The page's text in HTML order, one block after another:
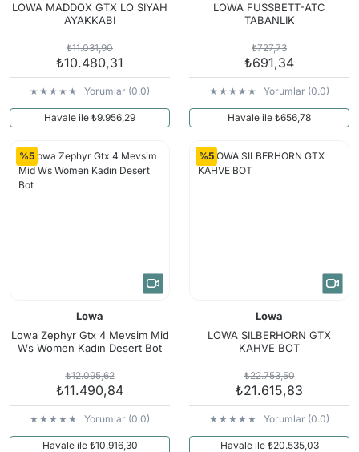
LOWA MADDOX GTX LO SIYAH
AYAKKABI
₺11.031,90
₺10.480,31
Yorumlar (0.0)
Havale ile ₺9.956,29
LOWA FUSSBETT-ATC
TABANLIK
₺727,73
₺691,34
Yorumlar (0.0)
Havale ile ₺656,78
%5
Lowa
Lowa Zephyr Gtx 4 Mevsim Mid
Ws Women Kadın Desert Bot
₺12.095,62
₺11.490,84
Yorumlar (0.0)
Havale ile ₺10.916,30
%5
Lowa
LOWA SILBERHORN GTX
KAHVE BOT
₺22.753,50
₺21.615,83
Yorumlar (0.0)
Havale ile ₺20.535,03